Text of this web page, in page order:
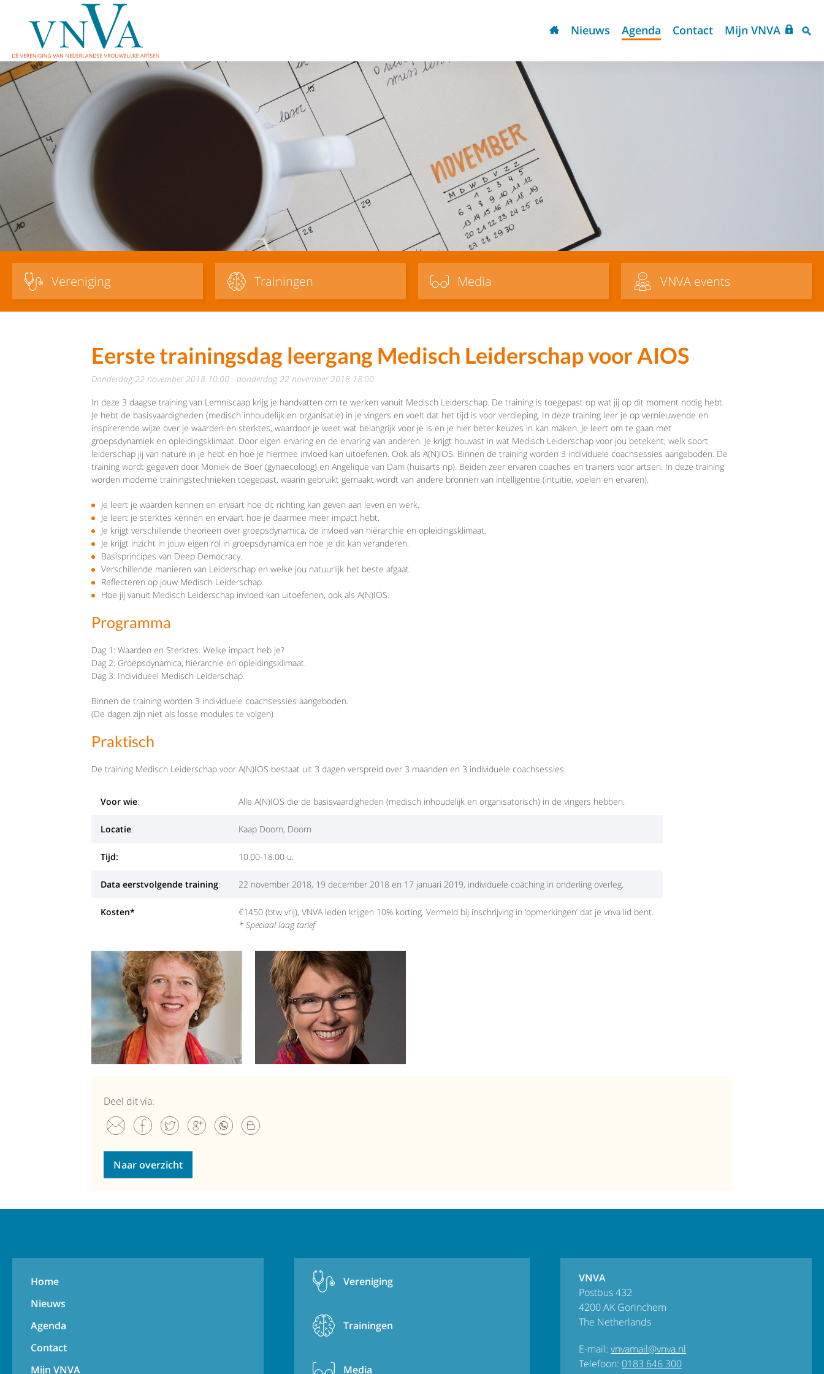
Nieuws Agenda Contact Mijn VNVA
Vereniging Trainingen Media VNVA events
Eerste trainingsdag leergang Medisch Leiderschap voor AIOS
donderdag 22 november 2018 10:00 - donderdag 22 november 2018 18:00
In deze 3 daagse training van Lemniscaap krijg je handvatten om te werken vanuit Medisch Leiderschap. De training is toegepast op wat jij op dit moment nodig hebt.
Je hebt de basisvaardigheden (medisch inhoudelijk en organisatie) in je vingers en voelt dat het tijd is voor verdieping. In deze training leer je op vernieuwende en
inspirerende wijze over je waarden en sterktes, waardoor je weet wat belangrijk voor je is en je hier beter keuzes in kan maken. Je leert om te gaan met
groepsdynamiek en opleidingsklimaat. Door eigen ervaring en de ervaring van anderen. Je krijgt houvast in wat Medisch Leiderschap voor jou betekent; welk soort
leiderschap jij van nature in je hebt en hoe je hiermee invloed kan uitoefenen. Ook als A(N)IOS. Binnen de training worden 3 individuele coachsessies aangeboden. De
training wordt gegeven door Moniek de Boer (gynaecoloog) en Angelique van Dam (huisarts np). Beiden zeer ervaren coaches en trainers voor artsen. In deze training
worden moderne trainingstechnieken toegepast, waarin gebruikt gemaakt wordt van andere bronnen van intelligentie (intuïtie, voelen en ervaren).
Je leert je waarden kennen en ervaart hoe dit richting kan geven aan leven en werk.
Je leert je sterktes kennen en ervaart hoe je daarmee meer impact hebt.
Je krijgt verschillende theorieën over groepsdynamica, de invloed van hiërarchie en opleidingsklimaat.
Je krijgt inzicht in jouw eigen rol in groepsdynamica en hoe je dit kan veranderen.
Basisprincipes van Deep Democracy.
Verschillende manieren van Leiderschap en welke jou natuurlijk het beste afgaat.
Reflecteren op jouw Medisch Leiderschap.
Hoe jij vanuit Medisch Leiderschap invloed kan uitoefenen, ook als A(N)IOS.
Programma
Dag 1: Waarden en Sterktes. Welke impact heb je?
Dag 2: Groepsdynamica, hiërarchie en opleidingsklimaat.
Dag 3: Individueel Medisch Leiderschap.
Binnen de training worden 3 individuele coachsessies aangeboden.
(De dagen zijn niet als losse modules te volgen)
Praktisch
De training Medisch Leiderschap voor A(N)IOS bestaat uit 3 dagen verspreid over 3 maanden en 3 individuele coachsessies.
Voor wie: Alle A(N)IOS die de basisvaardigheden (medisch inhoudelijk en organisatorisch) in de vingers hebben.
Locatie: Kaap Doorn, Doorn
Tijd: 10.00-18.00 u.
Data eerstvolgende training: 22 november 2018, 19 december 2018 en 17 januari 2019, individuele coaching in onderling overleg.
Kosten*
€1450 (btw vrij), VNVA leden krijgen 10% korting. Vermeld bij inschrijving in ‘opmerkingen’ dat je vnva lid bent.
* Speciaal laag tarief
Deel dit via:
Naar overzicht
Home
Nieuws
Agenda
Contact
Mijn VNVA
Vereniging
Trainingen
Media
VNVA
Postbus 432
4200 AK Gorinchem
The Netherlands
E-mail:vnvamail@vnva.nl
Telefoon: 0183 646 300